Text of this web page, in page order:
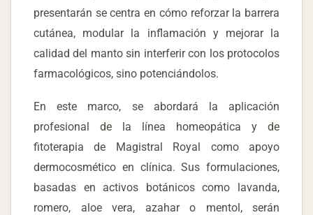
presentarán se centra en cómo reforzar la barrera
cutánea, modular la inflamación y mejorar la
calidad del manto sin interferir con los protocolos
farmacológicos, sino potenciándolos.
En este marco, se abordará la aplicación
profesional de la línea homeopática y de
fitoterapia de Magistral Royal como apoyo
dermocosmético en clínica. Sus formulaciones,
basadas en activos botánicos como lavanda,
romero, aloe vera, azahar o mentol, serán